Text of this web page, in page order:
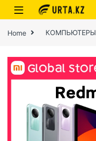
Home КОМПЬЮТЕРЫ